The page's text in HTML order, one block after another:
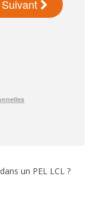
un PEL LCL ?